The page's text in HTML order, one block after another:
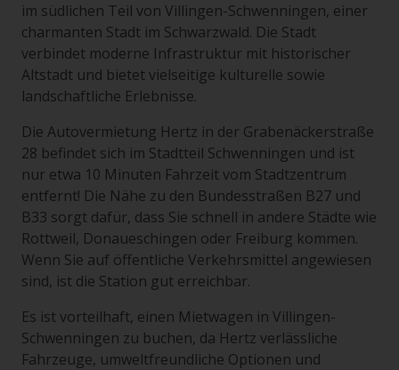
im südlichen Teil von Villingen-Schwenningen, einer
charmanten Stadt im Schwarzwald. Die Stadt
verbindet moderne Infrastruktur mit historischer
Altstadt und bietet vielseitige kulturelle sowie
landschaftliche Erlebnisse.
Die Autovermietung Hertz in der Grabenäckerstraße
28 befindet sich im Stadtteil Schwenningen und ist
nur etwa 10 Minuten Fahrzeit vom Stadtzentrum
entfernt! Die Nähe zu den Bundesstraßen B27 und
B33 sorgt dafür, dass Sie schnell in andere Städte wie
Rottweil, Donaueschingen oder Freiburg kommen.
Wenn Sie auf öffentliche Verkehrsmittel angewiesen
sind, ist die Station gut erreichbar.
Es ist vorteilhaft, einen Mietwagen in Villingen-
Schwenningen zu buchen, da Hertz verlässliche
Fahrzeuge, umweltfreundliche Optionen und